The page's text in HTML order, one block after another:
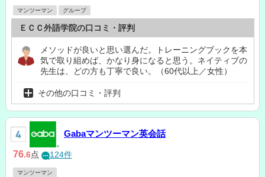
マンツーマン グループ
ＥＣＣ外語学院の口コミ・評判
メソッドが良いと思い選んだ。トレーニングブックを本
気で取り組めば、かなり身になると思う。ネイティブの
先生は、どの方も丁寧で良い。（60代以上／女性）
その他の口コミ・評判
Gabaマンツーマン英会話
76.6点 124件
マンツーマン